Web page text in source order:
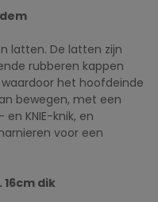
latten. De latten zijn
rubberen kappen
waardoor het hoofdeinde
bewegen, met een
KNIE-knik, en
voor een
16cm dik